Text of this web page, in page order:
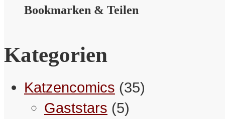
Bookmarken & Teilen
Kategorien
Katzencomics (35)
Gaststars (5)